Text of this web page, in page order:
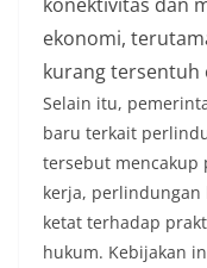
ekonomi,
kurang tersentuh
Selain itu,
baru terkait
tersebut mencakup
kerja, perlindungan
ketat terhadap
hukum. Kebijakan